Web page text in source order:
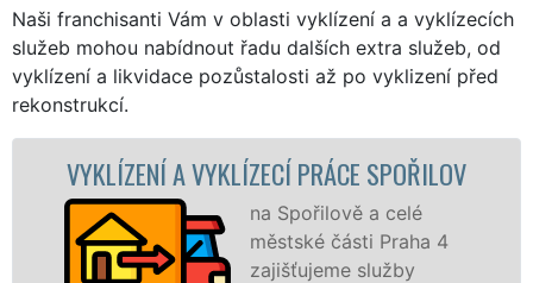
Naši franchisanti Vám v oblasti vyklízení a a vyklízecích
služeb mohou nabídnout řadu dalších extra služeb, od
vyklízení a likvidace pozůstalosti až po vyklizení před
rekonstrukcí.
PRÁCE SPOŘILOV
na Spořilově a celé
městské části Praha 4
zajišťujeme služby
VYKLÍZECÍ